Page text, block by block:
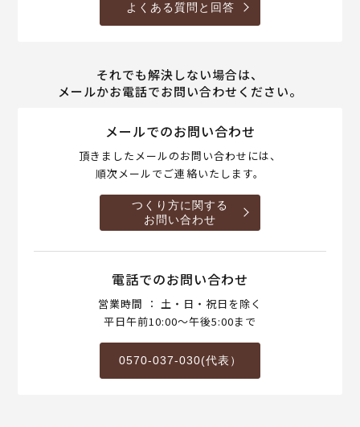
よくある質問と回答
それでも解決しない場合は、
メールかお電話でお問い合わせください。
メールでのお問い合わせ
頂きましたメールのお問い合わせには、
順次メールでご連絡いたします。
つくり方に関する
お問い合わせ
電話でのお問い合わせ
営業時間 ： 土・日・祝日を除く
平日午前10:00～午後5:00まで
0570-037-030(代表）